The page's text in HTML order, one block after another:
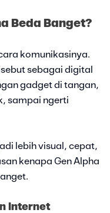
Beda Banget?
komunikasinya.
sebagai digital
gadget di tangan,
sampai ngerti
lebih visual, cepat,
kenapa Gen Alpha
Internet